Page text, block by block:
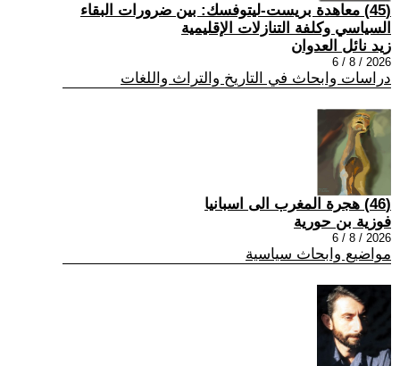
(45) معاهدة بريست-ليتوفسك: بين ضرورات البقاء
السياسي وكلفة التنازلات الإقليمية
زيد نائل العدوان
2026 / 8 / 6
دراسات وابحاث في التاريخ والتراث واللغات
(46) هجرة المغرب الى اسبانيا
فوزية بن حورية
2026 / 8 / 6
مواضيع وابحاث سياسية